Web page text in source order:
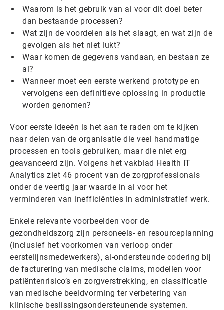
Waarom is het gebruik van ai voor dit doel beter
dan bestaande processen?
Wat zijn de voordelen als het slaagt, en wat zijn de
gevolgen als het niet lukt?
Waar komen de gegevens vandaan, en bestaan ze
al?
Wanneer moet een eerste werkend prototype en
vervolgens een definitieve oplossing in productie
worden genomen?
Voor eerste ideeën is het aan te raden om te kijken
naar delen van de organisatie die veel handmatige
processen en tools gebruiken, maar die niet erg
geavanceerd zijn. Volgens het vakblad Health IT
Analytics ziet 46 procent van de zorgprofessionals
onder de veertig jaar waarde in ai voor het
verminderen van inefficiënties in administratief werk.
Enkele relevante voorbeelden voor de
gezondheidszorg zijn personeels- en resourceplanning
(inclusief het voorkomen van verloop onder
eerstelijnsmedewerkers), ai-ondersteunde codering bij
de facturering van medische claims, modellen voor
patiëntenrisico’s en zorgverstrekking, en classificatie
van medische beeldvorming ter verbetering van
klinische beslissingsondersteunende systemen.